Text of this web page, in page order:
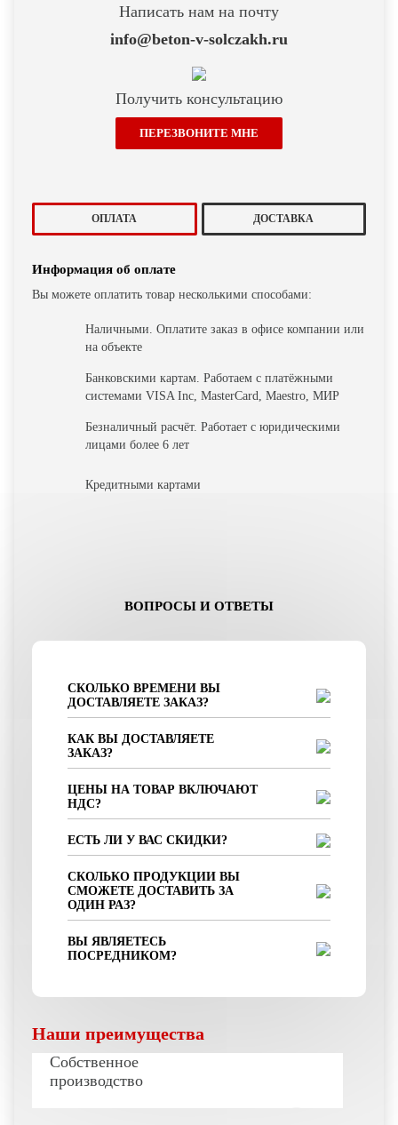
Написать нам на почту
info@beton-v-solczakh.ru
Получить консультацию
ПЕРЕЗВОНИТЕ МНЕ
ОПЛАТА ДОСТАВКА
Информация об оплате
Вы можете оплатить товар несколькими способами:
Наличными. Оплатите заказ в офисе компании или
на объекте
Банковскими картам. Работаем с платёжными
системами VISA Inc, MasterCard, Maestro, МИР
Безналичный расчёт. Работает с юридическими
лицами более 6 лет
Кредитными картами
ВОПРОСЫ И ОТВЕТЫ
СКОЛЬКО ВРЕМЕНИ ВЫ
ДОСТАВЛЯЕТЕ ЗАКАЗ?
КАК ВЫ ДОСТАВЛЯЕТЕ
ЗАКАЗ?
ЦЕНЫ НА ТОВАР ВКЛЮЧАЮТ
НДС?
ЕСТЬ ЛИ У ВАС СКИДКИ?
СКОЛЬКО ПРОДУКЦИИ ВЫ
СМОЖЕТЕ ДОСТАВИТЬ ЗА
ОДИН РАЗ?
ВЫ ЯВЛЯЕТЕСЬ
ПОСРЕДНИКОМ?
Наши преимущества
Собственное
производство